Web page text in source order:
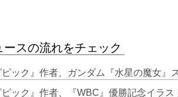
ースの流れをチェック